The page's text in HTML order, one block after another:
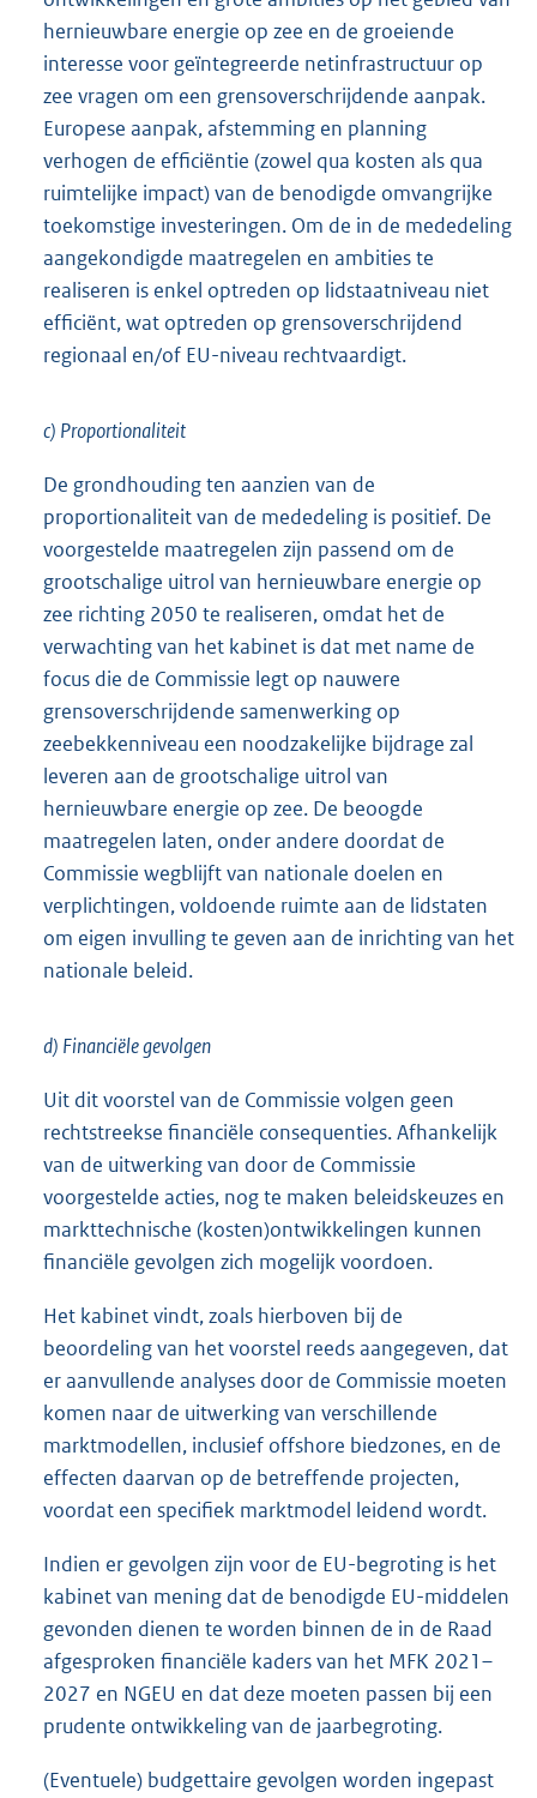
hernieuwbare energie op zee en de groeiende
interesse voor geïntegreerde netinfrastructuur op
zee vragen om een grensoverschrijdende aanpak.
Europese aanpak, afstemming en planning
verhogen de efficiëntie (zowel qua kosten als qua
ruimtelijke impact) van de benodigde omvangrijke
toekomstige investeringen. Om de in de mededeling
aangekondigde maatregelen en ambities te
realiseren is enkel optreden op lidstaatniveau niet
efficiënt, wat optreden op grensoverschrijdend
regionaal en/of EU-niveau rechtvaardigt.
c) Proportionaliteit
De grondhouding ten aanzien van de
proportionaliteit van de mededeling is positief. De
voorgestelde maatregelen zijn passend om de
grootschalige uitrol van hernieuwbare energie op
zee richting 2050 te realiseren, omdat het de
verwachting van het kabinet is dat met name de
focus die de Commissie legt op nauwere
grensoverschrijdende samenwerking op
zeebekkenniveau een noodzakelijke bijdrage zal
leveren aan de grootschalige uitrol van
hernieuwbare energie op zee. De beoogde
maatregelen laten, onder andere doordat de
Commissie wegblijft van nationale doelen en
verplichtingen, voldoende ruimte aan de lidstaten
om eigen invulling te geven aan de inrichting van het
nationale beleid.
d) Financiële gevolgen
Uit dit voorstel van de Commissie volgen geen
rechtstreekse financiële consequenties. Afhankelijk
van de uitwerking van door de Commissie
voorgestelde acties, nog te maken beleidskeuzes en
markttechnische (kosten)ontwikkelingen kunnen
financiële gevolgen zich mogelijk voordoen.
Het kabinet vindt, zoals hierboven bij de
beoordeling van het voorstel reeds aangegeven, dat
er aanvullende analyses door de Commissie moeten
komen naar de uitwerking van verschillende
marktmodellen, inclusief offshore biedzones, en de
effecten daarvan op de betreffende projecten,
voordat een specifiek marktmodel leidend wordt.
Indien er gevolgen zijn voor de EU-begroting is het
kabinet van mening dat de benodigde EU-middelen
gevonden dienen te worden binnen de in de Raad
afgesproken financiële kaders van het MFK 2021–
2027 en NGEU en dat deze moeten passen bij een
prudente ontwikkeling van de jaarbegroting.
(Eventuele) budgettaire gevolgen worden ingepast